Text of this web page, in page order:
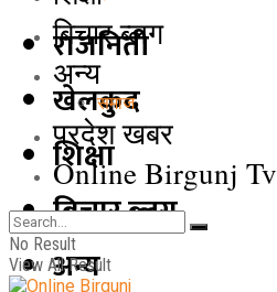
राजनिती
खेलकुद
शिक्षा
बिचार ब्लग
अन्य
बिचार ब्लग
अन्य
समाज
प्रदेश खबर
Online Birgunj Tv
No Result
View All Result